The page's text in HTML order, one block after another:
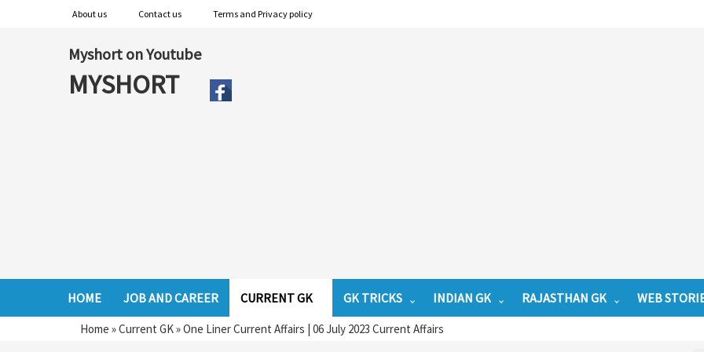
About us Contact us Terms and Privacy policy
Myshort on Youtube
MYSHORT
HOME JOB AND CAREER CURRENT GK GK TRICKS INDIAN GK RAJASTHAN GK WEB
Home »Current GK»One Liner Current Affairs | 06 July 2023 Current Affairs